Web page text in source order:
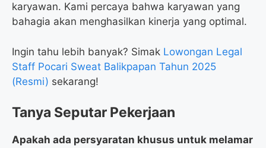
karyawan. Kami percaya bahwa karyawan yang
bahagia akan menghasilkan kinerja yang optimal.
Ingin tahu lebih banyak? Simak Lowongan Legal
Staff Pocari Sweat Balikpapan Tahun 2025
(Resmi) sekarang!
Tanya Seputar Pekerjaan
Apakah ada persyaratan khusus untuk melamar